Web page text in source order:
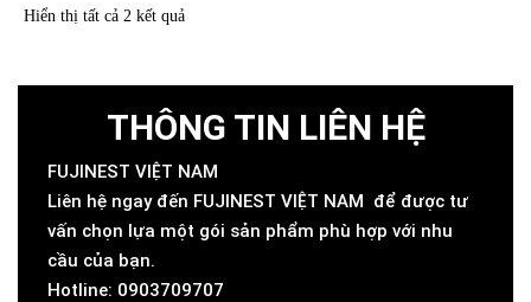
Hiển thị tất cả 2 kết quả
THÔNG TIN LIÊN HỆ
FUJINEST VIỆT NAM
Liên hệ ngay đến FUJINEST VIỆT NAM để được tư
vấn chọn lựa một gói sản phẩm phù hợp với nhu
cầu của bạn.
Hotline: 0903709707